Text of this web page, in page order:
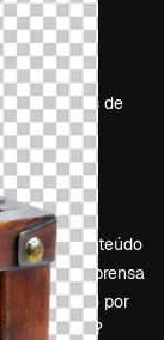
Sobre nós
Reviews
Emprego
Tendências de
pesquisa
Blog
Eventos
Slidesgo
Vender conteúdo
Sala de imprensa
Procurando por
magnific.ai?